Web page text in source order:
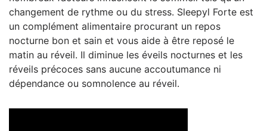
changement de rythme ou du stress. Sleepyl Forte est
un complément alimentaire procurant un repos
nocturne bon et sain et vous aide à être reposé le
matin au réveil. Il diminue les éveils nocturnes et les
réveils précoces sans aucune accoutumance ni
dépendance ou somnolence au réveil.